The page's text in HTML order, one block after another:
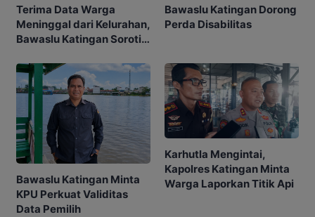
Terima Data Warga
Meninggal dari Kelurahan,
Bawaslu Katingan Soroti
Bawaslu Katingan Dorong
Perda Disabilitas
Bawaslu Katingan Minta
KPU Perkuat Validitas
Data Pemilih
Karhutla Mengintai,
Kapolres Katingan Minta
Warga Laporkan Titik Api